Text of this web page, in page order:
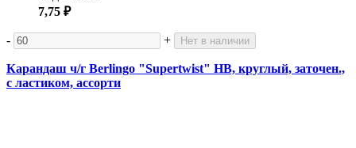
7,75 ₽
- + Нет в наличии
Карандаш ч/г Berlingo "Supertwist" HB, круглый, заточен.,
с ластиком, ассорти